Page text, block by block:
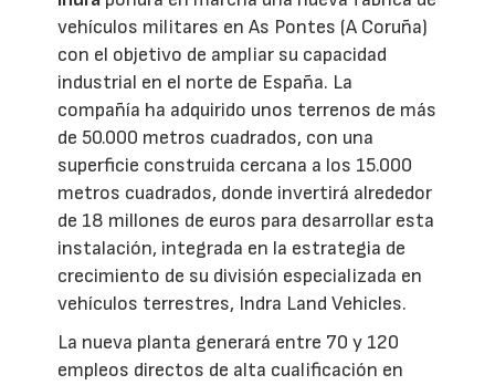
vehículos militares en As Pontes (A Coruña)
con el objetivo de ampliar su capacidad
industrial en el norte de España. La
compañía ha adquirido unos terrenos de más
de 50.000 metros cuadrados, con una
superficie construida cercana a los 15.000
metros cuadrados, donde invertirá alrededor
de 18 millones de euros para desarrollar esta
instalación, integrada en la estrategia de
crecimiento de su división especializada en
vehículos terrestres, Indra Land Vehicles.
La nueva planta generará entre 70 y 120
empleos directos de alta cualificación en